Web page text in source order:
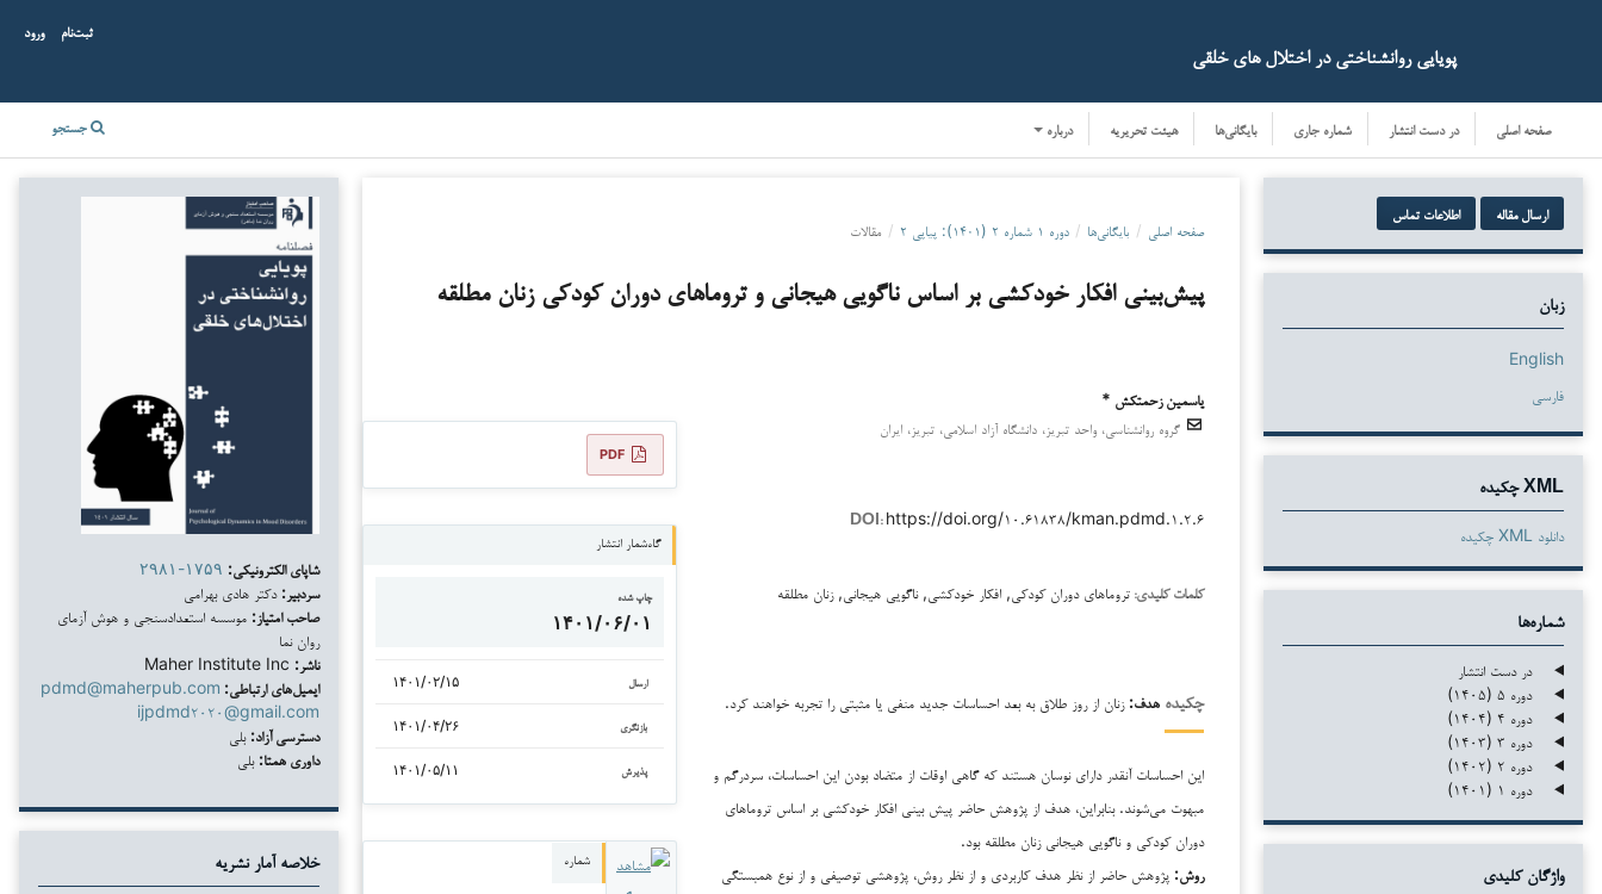
پویایی روانشناختی در اختلال های خلقی
صفحه اصلی در دست انتشار شماره جاری بایگانی‌ها هیئت تحریریه درباره جستجو
ثبت‌نام ورود
ارسال مقاله اطلاعات تماس
زبان
English
فارسی
XML چکیده
دانلود XML چکیده
شماره‌ها
در دست انتشار
دوره ۵ (۱۴۰۵)
دوره ۴ (۱۴۰۴)
دوره ۳ (۱۴۰۳)
دوره ۲ (۱۴۰۲)
دوره ۱ (۱۴۰۱)
واژگان کلیدی
صفحه اصلی / بایگانی‌ها / دوره ۱ شماره ۲ (۱۴۰۱): پیاپی ۲ / مقالات
پیش‌بینی افکار خودکشی بر اساس ناگویی هیجانی و تروماهای دوران کودکی زنان مطلقه
یاسمین زحمتکش *
گروه روانشناسی، واحد تبریز، دانشگاه آزاد اسلامی، تبریز، ایران
DOI: https://doi.org/۱۰.۶۱۸۳۸/kman.pdmd.۱.۲.۶
کلمات کلیدی: تروماهای دوران کودکی, افکار خودکشی, ناگویی هیجانی, زنان مطلقه
چکیده هدف: زنان از روز طلاق به بعد احساسات جدید منفی یا مثبتی را تجربه خواهند کرد.
این احساسات آنقدر دارای نوسان هستند که گاهی اوقات از متضاد بودن این احساسات، سردرگم و
مبهوت می‌شوند. بنابراین، هدف از پژوهش حاضر پیش بینی افکار خودکشی بر اساس تروماهای
دوران کودکی و ناگویی هیجانی زنان مطلقه بود.
روش: پژوهش حاضر از نظر هدف کاربردی و از نظر روش، پژوهشی توصیفی و از نوع همبستگی
دانلودها PDF
گاه‌شمار انتشار
چاپ شده
۱۴۰۱/۰۶/۰۱
ارسال ۱۴۰۱/۰۲/۱۵
بازنگری ۱۴۰۱/۰۴/۲۶
پذیرش ۱۴۰۱/۰۵/۱۱
شماره
شاپای الکترونیکی: ۲۹۸۱-۱۷۵۹
سردبیر: دکتر هادی بهرامی
صاحب امتیاز: موسسه استعدادسنجی و هوش آزمای
روان نما
ناشر:
ایمیل‌های ارتباطی: pdmd@maherpub.com
ijpdmd۲۰۲۰@gmail.com
دسترسی آزاد: بلی
داوری همتا: بلی
خلاصه آمار نشریه